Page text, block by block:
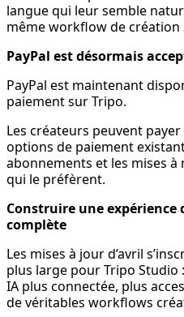
langue qui leur semble
même workflow de création
PayPal est désormais
PayPal est maintenant
paiement sur Tripo.
Les créateurs peuvent payer
options de paiement
abonnements et les mises
qui le préfèrent.
Construire une expérience
complète
Les mises à jour d’avril
plus large pour Tripo
IA plus connectée, plus
de véritables workflows